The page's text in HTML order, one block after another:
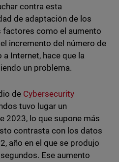
contra esta
de adaptación de los
factores como el aumento
incremento del número de
Internet, hace que la
un problema.
de Cybersecurity
tuvo lugar un
2023, lo que supone más
contrasta con los datos
año en el que se produjo
Ese aumento